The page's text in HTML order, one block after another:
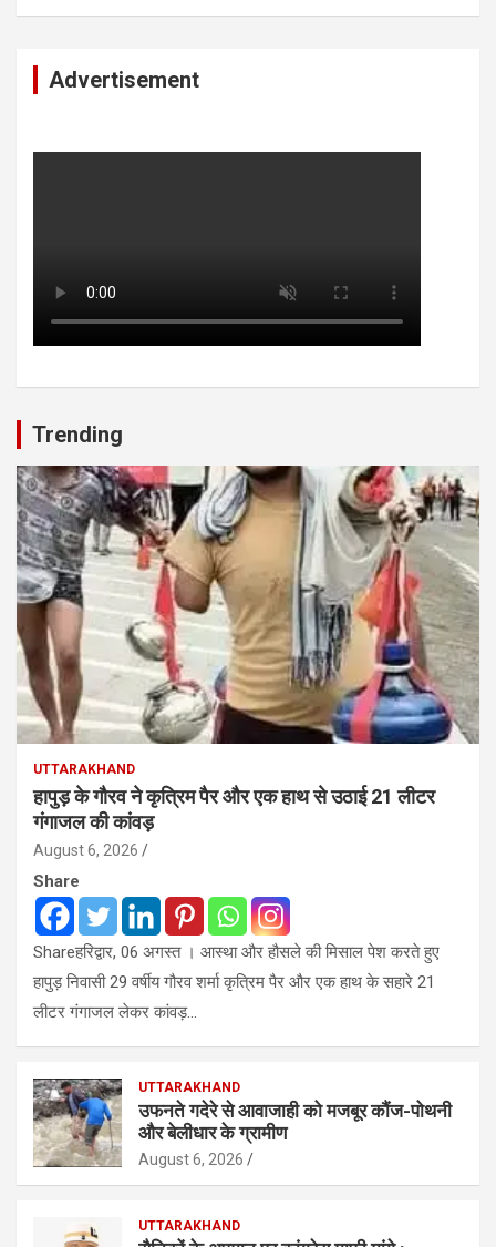
Advertisement
Trending
UTTARAKHAND
हापुड़ के गौरव ने कृत्रिम पैर और एक हाथ से उठाई 21 लीटर
गंगाजल की कांवड़
August 6, 2026
Share
Shareहरिद्वार, 06 अगस्त । आस्था और हौसले की मिसाल पेश करते हुए
हापुड़ निवासी 29 वर्षीय गौरव शर्मा कृत्रिम पैर और एक हाथ के सहारे 21
लीटर गंगाजल लेकर कांवड़…
UTTARAKHAND
उफनते गदेरे से आवाजाही को मजबूर कौंज-पोथनी
और बेलीधार के ग्रामीण
August 6, 2026
UTTARAKHAND